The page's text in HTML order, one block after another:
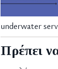
underwater
Πρέπει